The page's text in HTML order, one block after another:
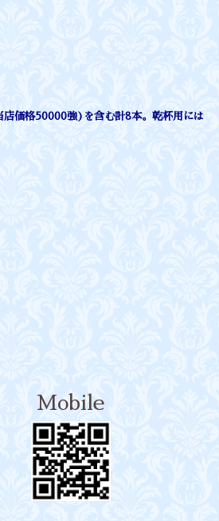
店価格50000強)を含む計8本。乾杯用には
Mobile